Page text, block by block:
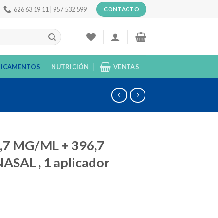
626 63 19 11 | 957 532 599 CONTACTO
NUTRICIÓN VENTAS
MG/ML + 396,7
, 1 aplicador